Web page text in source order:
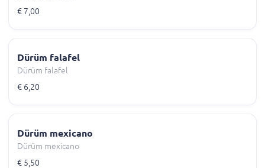
€ 7,00
Dürüm falafel
Dürüm falafel
€ 6,20
Dürüm mexicano
Dürüm mexicano
€ 5,50